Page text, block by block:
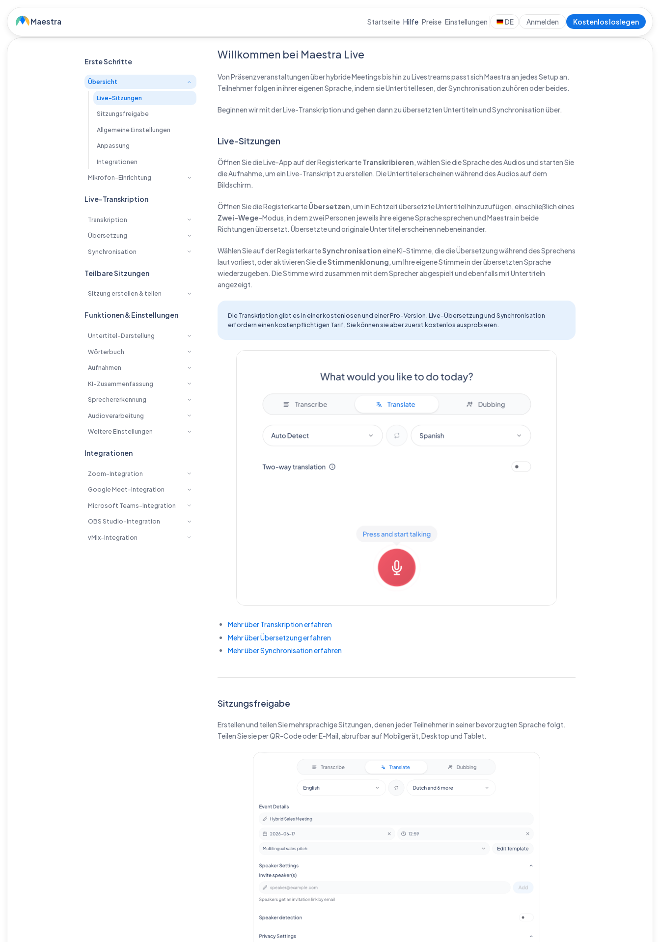
Maestra Startseite Hilfe Preise Einstellungen DE Anmelden Kostenlos loslegen
Willkommen bei Maestra Live
Erste Schritte
Übersicht
Live-Sitzungen
Sitzungsfreigabe
Allgemeine Einstellungen
Anpassung
Integrationen
Mikrofon-Einrichtung
Live-Transkription
Transkription
Übersetzung
Synchronisation
Teilbare Sitzungen
Sitzung erstellen & teilen
Funktionen & Einstellungen
Untertitel-Darstellung
Wörterbuch
Aufnahmen
KI-Zusammenfassung
Sprechererkennung
Audioverarbeitung
Weitere Einstellungen
Integrationen
Zoom-Integration
Google Meet-Integration
Microsoft Teams-Integration
OBS Studio-Integration
vMix-Integration
Willkommen bei Maestra Live
Von Präsenzveranstaltungen über hybride Meetings bis hin zu Livestreams passt sich Maestra an jedes Setup an.
Teilnehmer folgen in ihrer eigenen Sprache, indem sie Untertitel lesen, der Synchronisation zuhören oder beides.
Beginnen wir mit der Live-Transkription und gehen dann zu übersetzten Untertiteln und Synchronisation über.
Live-Sitzungen
Öffnen Sie die Live-App auf der RegisterkarteTranskribieren, wählen Sie die Sprache des Audios und starten Sie
die Aufnahme, um ein Live-Transkript zu erstellen. Die Untertitel erscheinen während des Audios auf dem
Bildschirm.
Öffnen Sie die RegisterkarteÜbersetzen, um in Echtzeit übersetzte Untertitel hinzuzufügen, einschließlich eines
Zwei-Wege-Modus, in dem zwei Personen jeweils ihre eigene Sprache sprechen und Maestra in beide
Richtungen übersetzt. Übersetzte und originale Untertitel erscheinen nebeneinander.
Wählen Sie auf der RegisterkarteSynchronisationeine KI-Stimme, die die Übersetzung während des Sprechens
laut vorliest, oder aktivieren Sie dieStimmenklonung, um Ihre eigene Stimme in der übersetzten Sprache
wiederzugeben. Die Stimme wird zusammen mit dem Sprecher abgespielt und ebenfalls mit Untertiteln
angezeigt.
Die Transkription gibt es in einer kostenlosen und einer Pro-Version. Live-Übersetzung und Synchronisation
erfordern einen kostenpflichtigen Tarif, Sie können sie aber zuerst kostenlos ausprobieren.
Mehr über Transkription erfahren
Mehr über Übersetzung erfahren
Mehr über Synchronisation erfahren
Sitzungsfreigabe
Erstellen und teilen Sie mehrsprachige Sitzungen, denen jeder Teilnehmer in seiner bevorzugten Sprache folgt.
Teilen Sie sie per QR-Code oder E-Mail, abrufbar auf Mobilgerät, Desktop und Tablet.